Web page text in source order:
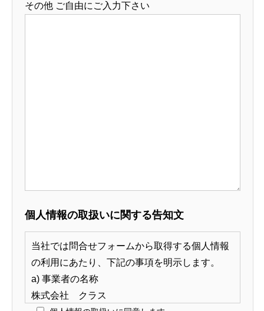
その他 ご自由にご入力下さい
個人情報の取扱いに関する告知文
当社では問合せフォームから取得する個人情報
の利用にあたり、下記の事項を明示します。
a) 事業者の名称
株式会社 クラス